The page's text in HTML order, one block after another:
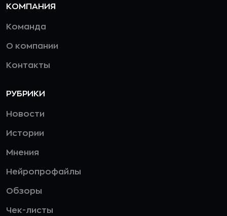
КОМПАНИЯ
Команда
О компании
Контакты
РУБРИКИ
Новости
Истории
Мнения
Нейропрофайлы
Обзоры
Чек-листы